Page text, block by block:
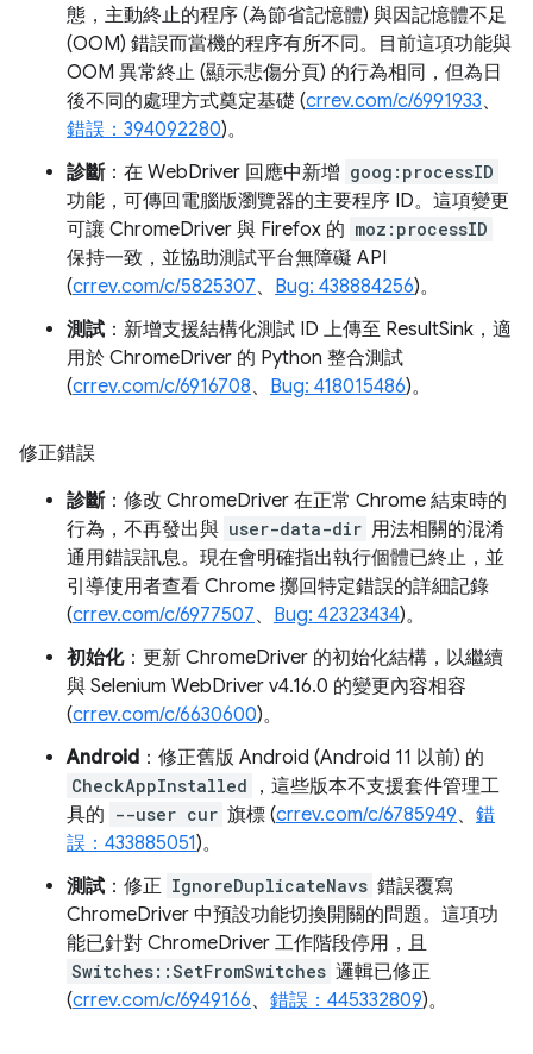
態，主動終止的程序 (為節省記憶體) 與因記憶體不足
(OOM) 錯誤而當機的程序有所不同。目前這項功能與
OOM 異常終止 (顯示悲傷分頁) 的行為相同，但為日
後不同的處理方式奠定基礎 (crrev.com/c/6991933、
錯誤：394092280)。
診斷：在 WebDriver 回應中新增 goog:processID
功能，可傳回電腦版瀏覽器的主要程序 ID。這項變更
可讓 ChromeDriver 與 Firefox 的 moz:processID
保持一致，並協助測試平台無障礙 API
(crrev.com/c/5825307、 Bug: 438884256)。
測試 ：新增支援結構化測試 ID 上傳至 ResultSink，適
用於 ChromeDriver 的 Python 整合測試
(crrev.com/c/6916708、 Bug: 418015486)。
修正錯誤
診斷：修改 ChromeDriver 在正常 Chrome 結束時的
行為，不再發出與 user-data-dir 用法相關的混淆
通用錯誤訊息。現在會明確指出執行個體已終止，並
引導使用者查看 Chrome 擲回特定錯誤的詳細記錄
(crrev.com/c/6977507、 Bug: 42323434)。
初始化：更新 ChromeDriver 的初始化結構，以繼續
與 Selenium WebDriver v4.16.0 的變更內容相容
(crrev.com/c/6630600)。
Android ：修正舊版 Android (Android 11 以前) 的
CheckAppInstalled
，這些版本不支援套件管理工
具的 --user cur 旗標 (crrev.com/c/6785949、 錯
誤：433885051)。
測試 ：修正 IgnoreDuplicateNavs 錯誤覆寫
ChromeDriver 中預設功能切換開關的問題。這項功
能已針對 ChromeDriver 工作階段停用，且
Switches::SetFromSwitches 邏輯已修正
(crrev.com/c/6949166、 錯誤：445332809)。